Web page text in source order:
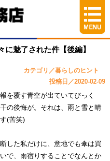
に魅了された件【後編】
カテゴリ／暮らしのヒント
投稿日／2020-02-09
を覆す青空が出ていてびっく
の後悔が。それは、雨と雪と晴
(苦笑)
した私だけに、意地でも傘は買
で、雨宿りすることでなんとか